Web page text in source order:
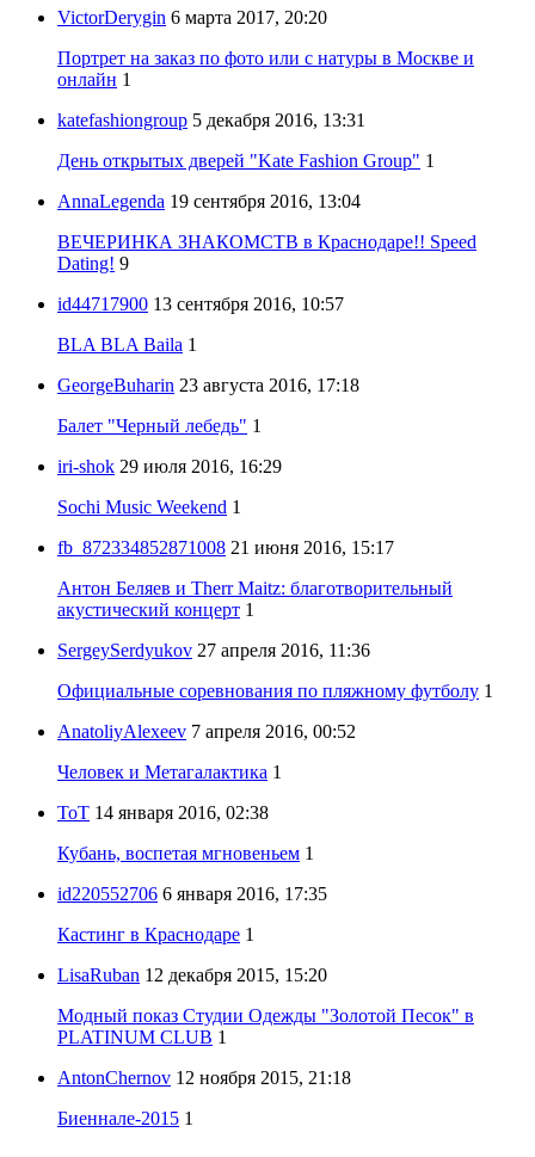
VictorDerygin 6 марта 2017, 20:20
Портрет на заказ по фото или с натуры в Москве и
онлайн 1
katefashiongroup 5 декабря 2016, 13:31
День открытых дверей "Kate Fashion Group" 1
AnnaLegenda 19 сентября 2016, 13:04
ВЕЧЕРИНКА ЗНАКОМСТВ в Краснодаре!! Speed
Dating! 9
id44717900 13 сентября 2016, 10:57
BLA BLA Baila 1
GeorgeBuharin 23 августа 2016, 17:18
Балет "Черный лебедь" 1
iri-shok 29 июля 2016, 16:29
Sochi Music Weekend 1
fb_872334852871008 21 июня 2016, 15:17
Антон Беляев и Therr Maitz: благотворительный
акустический концерт 1
SergeySerdyukov 27 апреля 2016, 11:36
Официальные соревнования по пляжному футболу 1
AnatoliyAlexeev 7 апреля 2016, 00:52
Человек и Метагалактика 1
ToT 14 января 2016, 02:38
Кубань, воспетая мгновеньем 1
id220552706 6 января 2016, 17:35
Кастинг в Краснодаре 1
LisaRuban 12 декабря 2015, 15:20
Модный показ Студии Одежды "Золотой Песок" в
PLATINUM CLUB 1
AntonChernov 12 ноября 2015, 21:18
Биеннале-2015 1